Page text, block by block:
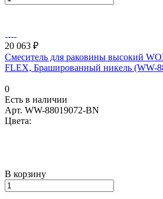
20 063 ₽
Смеситель для раковины высокий
FLEX, Брашированный никель (WW-
0
Есть в наличии
Арт. WW-88019072-BN
Цвета:
В корзину